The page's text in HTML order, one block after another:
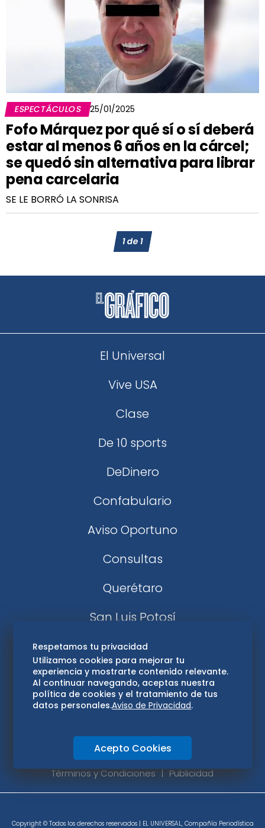
ESPECTÁCULOS 25/01/2025
Fofo Márquez por qué sí o sí deberá
estar al menos 6 años en la cárcel;
se quedó sin alternativa para librar
pena carcelaria
SE LE BORRÓ LA SONRISA
1de1
El Universal
Vive USA
Clase
De 10 sports
DeDinero
Confabulario
Aviso Oportuno
Consultas
Querétaro
San Luis Potosí
Edomex
Consultas
Hidalgo
Oaxaca
Aviso de privacidad
Directorio
Términos y Condiciones
Publicidad
Copyright © Todos los derechos reservados | EL UNIVERSAL, Compañía Periodística
Respetamos tu privacidad
Utilizamos cookies para mejorar tu
experiencia y mostrarte contenido relevante.
Al continuar navegando, aceptas nuestra
política de cookies y el tratamiento de tus
datos personales.Aviso de Privacidad.
Acepto Cookies